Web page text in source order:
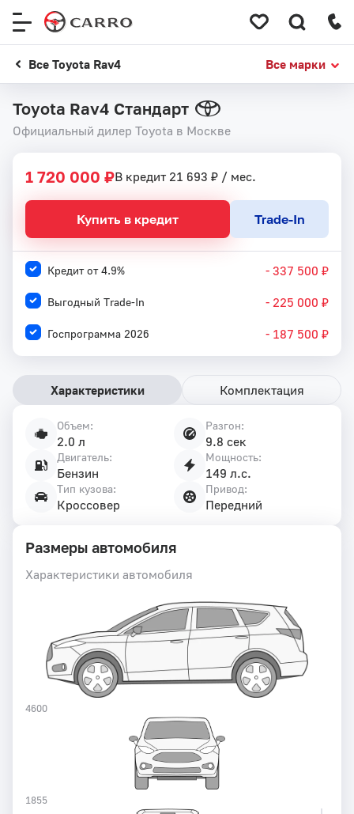
Все Toyota Rav4 Все марки
Toyota Rav4 Стандарт
Официальный дилер Toyota в Москве
1 720 000 ₽В кредит 21 693 ₽ / мес.
Купить в кредит Trade-In
Кредит от 4.9% - 337 500 ₽
Выгодный Trade-In - 225 000 ₽
Госпрограмма 2026 - 187 500 ₽
Характеристики Комплектация
Объем:
2.0 л
Разгон:
9.8 сек
Двигатель:
Бензин
Мощность:
149 л.с.
Тип кузова:
Кроссовер
Привод:
Передний
Размеры автомобиля
Характеристики автомобиля
4600
1855